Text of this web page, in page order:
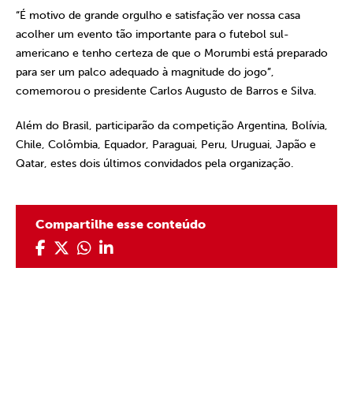
“É motivo de grande orgulho e satisfação ver nossa casa
acolher um evento tão importante para o futebol sul-
americano e tenho certeza de que o Morumbi está preparado
para ser um palco adequado à magnitude do jogo”,
comemorou o presidente Carlos Augusto de Barros e Silva.
Além do Brasil, participarão da competição Argentina, Bolívia,
Chile, Colômbia, Equador, Paraguai, Peru, Uruguai, Japão e
Qatar, estes dois últimos convidados pela organização.
Compartilhe esse conteúdo